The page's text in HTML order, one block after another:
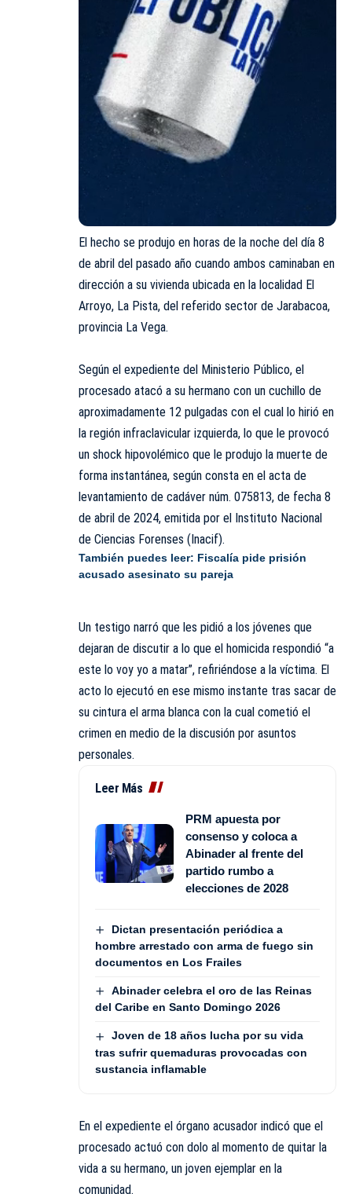
El hecho se produjo en horas de la noche del día 8
de abril del pasado año cuando ambos caminaban en
dirección a su vivienda ubicada en la localidad El
Arroyo, La Pista, del referido sector de Jarabacoa,
provincia La Vega.
Según el expediente del Ministerio Público, el
procesado atacó a su hermano con un cuchillo de
aproximadamente 12 pulgadas con el cual lo hirió en
la región infraclavicular izquierda, lo que le provocó
un shock hipovolémico que le produjo la muerte de
forma instantánea, según consta en el acta de
levantamiento de cadáver núm. 075813, de fecha 8
de abril de 2024, emitida por el Instituto Nacional
de Ciencias Forenses (Inacif).
También puedes leer: Fiscalía pide prisión
acusado asesinato su pareja
Un testigo narró que les pidió a los jóvenes que
dejaran de discutir a lo que el homicida respondió “a
este lo voy yo a matar”, refiriéndose a la víctima. El
acto lo ejecutó en ese mismo instante tras sacar de
su cintura el arma blanca con la cual cometió el
crimen en medio de la discusión por asuntos
personales.
Leer Más
PRM apuesta por
consenso y coloca a
Abinader al frente del
partido rumbo a
elecciones de 2028
Dictan presentación periódica a
hombre arrestado con arma de fuego sin
documentos en Los Frailes
Abinader celebra el oro de las Reinas
del Caribe en Santo Domingo 2026
Joven de 18 años lucha por su vida
tras sufrir quemaduras provocadas con
sustancia inflamable
En el expediente el órgano acusador indicó que el
procesado actuó con dolo al momento de quitar la
vida a su hermano, un joven ejemplar en la
comunidad.